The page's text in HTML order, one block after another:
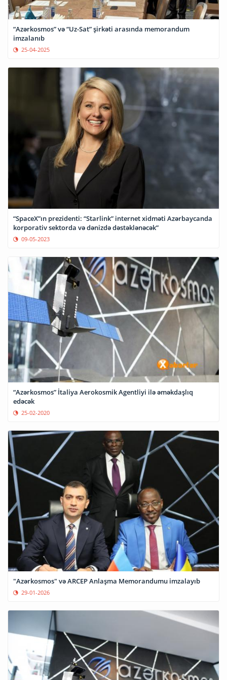
“Azərkosmos” və “Uz-Sat” şirkəti arasında memorandum
imzalanıb
25-04-2025
“SpaceX”ın prezidenti: “Starlink” internet xidməti Azərbaycanda
korporativ sektorda və dənizdə dəstəklənəcək”
09-05-2023
“Azərkosmos” İtaliya Aerokosmik Agentliyi ilə əməkdaşlıq
edəcək
25-02-2020
"Azərkosmos" və ARCEP Anlaşma Memorandumu imzalayıb
29-01-2026